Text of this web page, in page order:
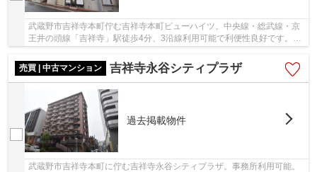
武蔵野市吉祥寺本町佇む吉祥寺本町ビューハイツ。中央線・総武線・京
王井の頭線「吉祥寺」駅徒歩4分、3沿線利用可能で利便性良好です。徒
歩圏内にスーパーや商業施設が充実しており買...
売買 | 中古マンション
吉祥寺永谷シティプラザ
過去掲載物件
武蔵野市吉祥寺本町に佇む吉祥寺永谷シティプラザ。事務所利用可能。